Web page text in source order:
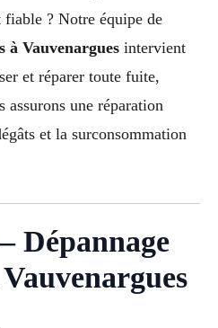
? Notre équipe de
à Vauvenargues intervient
et réparer toute fuite,
assurons une réparation
et la surconsommation
Dépannage